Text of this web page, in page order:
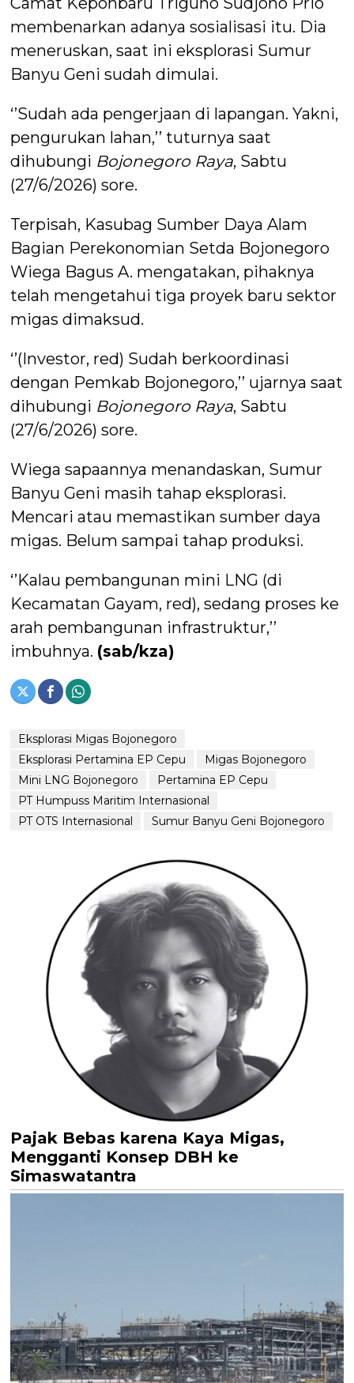
membenarkan adanya sosialisasi itu. Dia
meneruskan, saat ini eksplorasi Sumur
Banyu Geni sudah dimulai.
‘’Sudah ada pengerjaan di lapangan. Yakni,
pengurukan lahan,’’ tuturnya saat
dihubungi Bojonegoro Raya, Sabtu
(27/6/2026) sore.
Terpisah, Kasubag Sumber Daya Alam
Bagian Perekonomian Setda Bojonegoro
Wiega Bagus A. mengatakan, pihaknya
telah mengetahui tiga proyek baru sektor
migas dimaksud.
‘’(Investor, red) Sudah berkoordinasi
dengan Pemkab Bojonegoro,’’ ujarnya saat
dihubungi Bojonegoro Raya, Sabtu
(27/6/2026) sore.
Wiega sapaannya menandaskan, Sumur
Banyu Geni masih tahap eksplorasi.
Mencari atau memastikan sumber daya
migas. Belum sampai tahap produksi.
‘’Kalau pembangunan mini LNG (di
Kecamatan Gayam, red), sedang proses ke
arah pembangunan infrastruktur,’’
imbuhnya. (sab/kza)
Eksplorasi Migas Bojonegoro
Eksplorasi Pertamina EP Cepu
Migas Bojonegoro
Mini LNG Bojonegoro
Pertamina EP Cepu
PT Humpuss Maritim Internasional
PT OTS Internasional
Sumur Banyu Geni Bojonegoro
Pajak Bebas karena Kaya Migas,
Mengganti Konsep DBH ke
Simaswatantra